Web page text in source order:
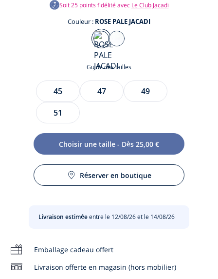
Soit25points fidélité avec Le Club Jacadi
Couleur : ROSE PALE JACADI
Couleur
PALE
JACADI
BLANC
JACADI
Guide des tailles
Taille
45 47
49
51
Choisir une taille - Dès 25,00 €
Réserver en boutique
Livraison estiméeentre le 12/08/26 et le 14/08/26
Emballage cadeau offert
Livraison offerte en magasin (hors mobilier)
d'un contour pétales. Doté de liens à nouer, ce chapeau
décliné dans des coloris faciles à accorder, protégera bébé
- Chapeau bébé fille en coton biologique
Coton labellisé issu de l’agriculture biologique